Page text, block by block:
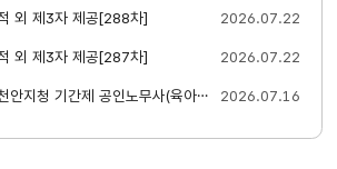
외 제3자 제공[288차] 2026.07.22
외 제3자 제공[287차] 2026.07.22
간제 공인노무사(육아휴직 대체) 채용 최종합격자 공고 2026.07.16